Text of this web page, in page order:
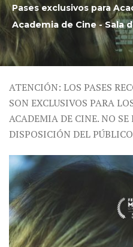
Pases exclusivos para
Academia de Cine - Sala
ATENCIÓN: LOS PASES
SON EXCLUSIVOS PARA
ACADEMIA DE CINE. NO
DISPOSICIÓN DEL